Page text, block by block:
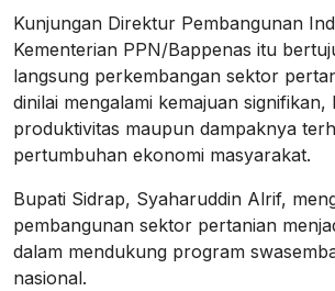
Kunjungan Direktur Pembangunan
Kementerian PPN/Bappenas itu
langsung perkembangan sektor
dinilai mengalami kemajuan signifikan,
produktivitas maupun dampaknya
pertumbuhan ekonomi masyarakat.
Bupati Sidrap, Syaharuddin Alrif,
pembangunan sektor pertanian
dalam mendukung program
nasional.